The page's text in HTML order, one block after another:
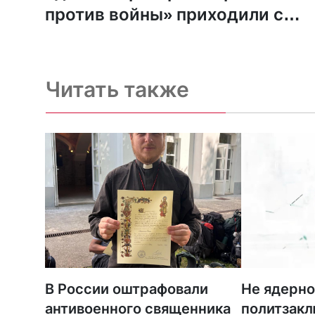
против войны» приходили с
Читать также
В России оштрафовали
антивоенного священника
Не